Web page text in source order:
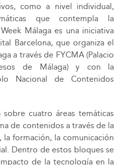
como a nivel individual,
que contempla la
Málaga es una iniciativa
Barcelona, que organiza el
a través de FYCMA (Palacio
de Málaga) y con la
Nacional de Contenidos
cuatro áreas temáticas
de contenidos a través de la
formación, la comunicación
Dentro de estos bloques se
de la tecnología en la